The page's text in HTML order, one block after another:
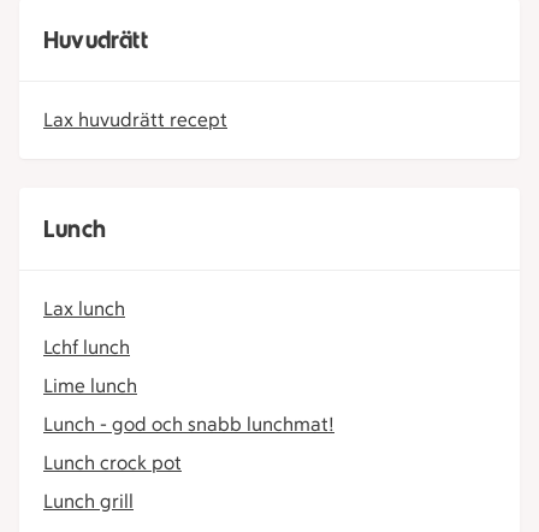
Huvudrätt
Lax huvudrätt recept
Lunch
Lax lunch
Lchf lunch
Lime lunch
Lunch - god och snabb lunchmat!
Lunch crock pot
Lunch grill